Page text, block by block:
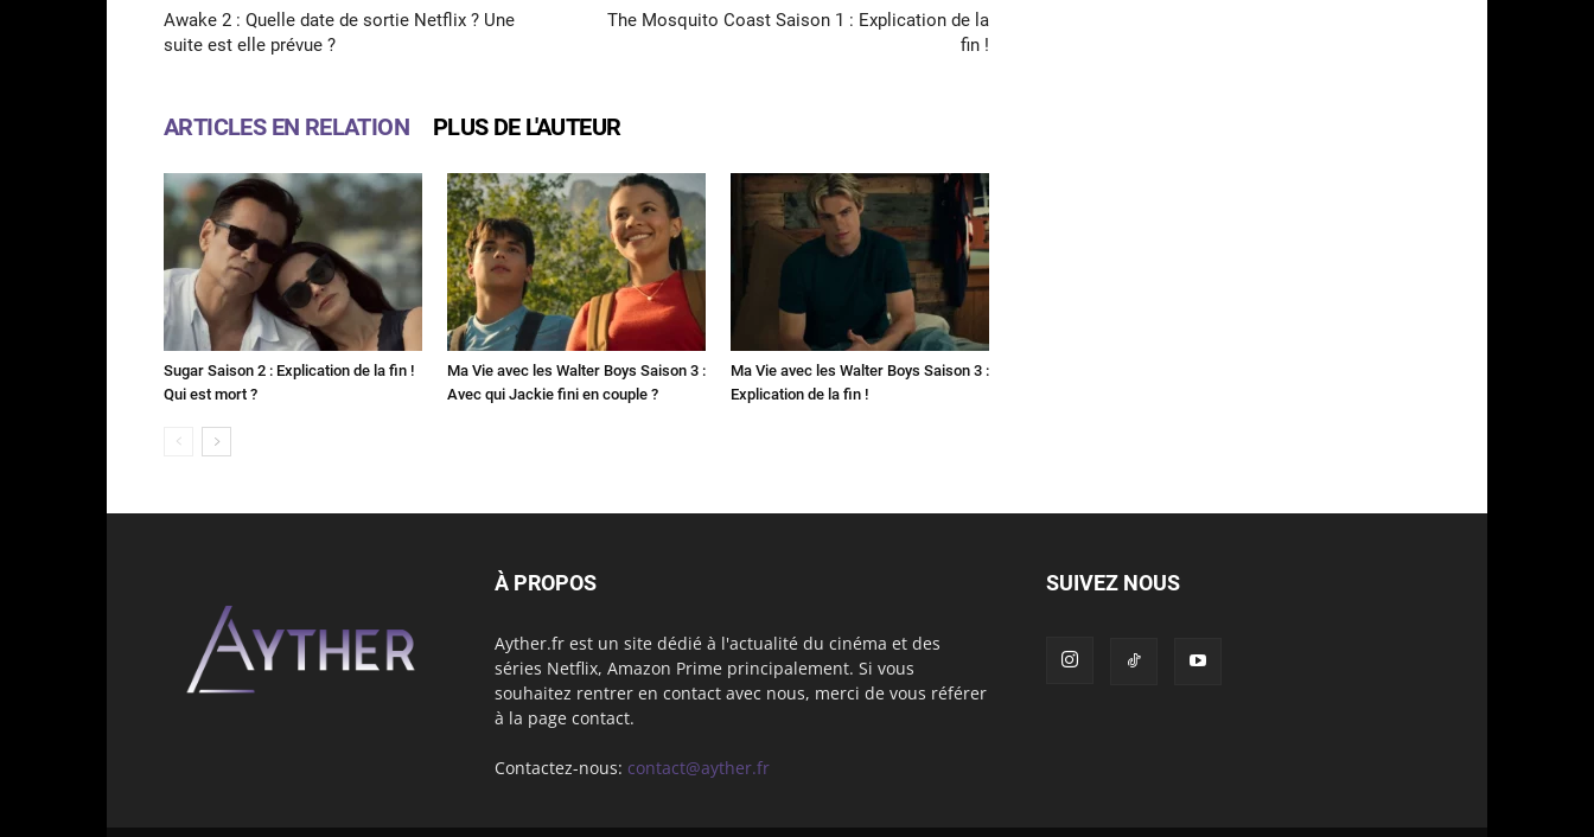
Awake 2 : Quelle date de sortie Netflix ? Une
suite est elle prévue ?
The Mosquito Coast Saison 1 : Explication de la
fin !
ARTICLES EN RELATION PLUS DE L'AUTEUR
Sugar Saison 2 : Explication de la fin !
Qui est mort ?
Ma Vie avec les Walter Boys Saison 3 :
Avec qui Jackie fini en couple ?
Ma Vie avec les Walter Boys Saison 3 :
Explication de la fin !
À PROPOS
Ayther.fr est un site dédié à l'actualité du cinéma et des
séries Netflix, Amazon Prime principalement. Si vous
souhaitez rentrer en contact avec nous, merci de vous référer
à la page contact.
Contactez-nous: contact@ayther.fr
SUIVEZ NOUS